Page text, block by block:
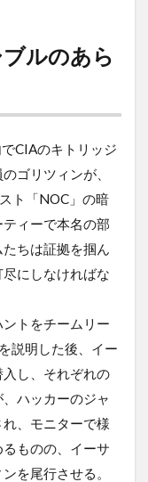
ルのあら
CIAのキトリッジ
ゴリツィンが、
ト「NOC」の暗
ィーで本名の部
ちは証拠を掴ん
にしなければな
トをチームリー
説明した後、イー
し、それぞれの
ハッカーのジャ
、モニターで様
ものの、イーサ
を尾行させる。